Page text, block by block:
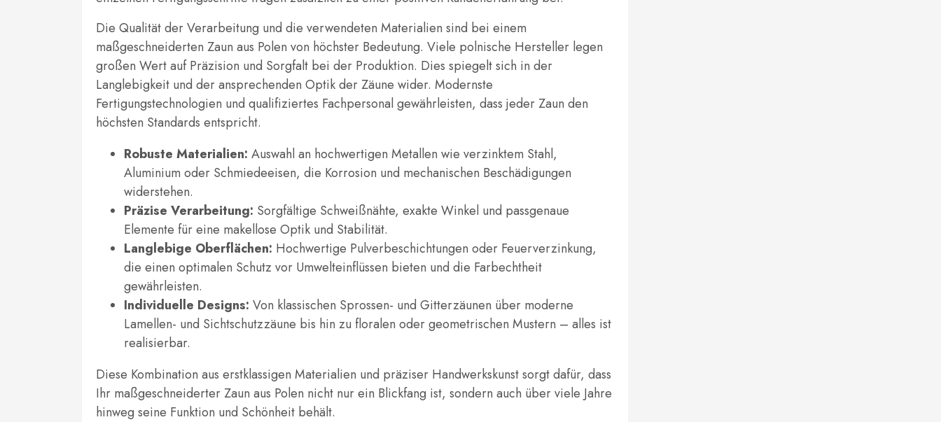
Die Qualität der Verarbeitung und die verwendeten Materialien sind bei einem
maßgeschneiderten Zaun aus Polen von höchster Bedeutung. Viele polnische Hersteller legen
großen Wert auf Präzision und Sorgfalt bei der Produktion. Dies spiegelt sich in der
Langlebigkeit und der ansprechenden Optik der Zäune wider. Modernste
Fertigungstechnologien und qualifiziertes Fachpersonal gewährleisten, dass jeder Zaun den
höchsten Standards entspricht.
Robuste Materialien: Auswahl an hochwertigen Metallen wie verzinktem Stahl,
Aluminium oder Schmiedeeisen, die Korrosion und mechanischen Beschädigungen
widerstehen.
Präzise Verarbeitung: Sorgfältige Schweißnähte, exakte Winkel und passgenaue
Elemente für eine makellose Optik und Stabilität.
Langlebige Oberflächen: Hochwertige Pulverbeschichtungen oder Feuerverzinkung,
die einen optimalen Schutz vor Umwelteinflüssen bieten und die Farbechtheit
gewährleisten.
Individuelle Designs: Von klassischen Sprossen- und Gitterzäunen über moderne
Lamellen- und Sichtschutzzäune bis hin zu floralen oder geometrischen Mustern – alles ist
realisierbar.
Diese Kombination aus erstklassigen Materialien und präziser Handwerkskunst sorgt dafür, dass
Ihr maßgeschneiderter Zaun aus Polen nicht nur ein Blickfang ist, sondern auch über viele Jahre
hinweg seine Funktion und Schönheit behält.